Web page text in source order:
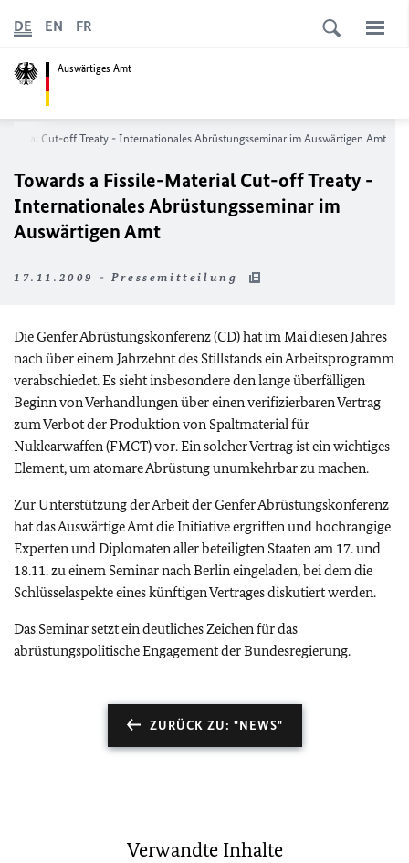
Auswärtiges Amt
DE EN FR
Cut-off Treaty - Internationales Abrüstungsseminar im Auswärtigen Amt
Towards a Fissile-Material Cut-off Treaty -
Internationales Abrüstungsseminar im
Auswärtigen Amt
17.11.2009 - Pressemitteilung
Die Genfer Abrüstungskonferenz (CD) hat im Mai diesen Jahres
nach über einem Jahrzehnt des Stillstands ein Arbeitsprogramm
verabschiedet. Es sieht insbesondere den lange überfälligen
Beginn von Verhandlungen über einen verifizierbaren Vertrag
zum Verbot der Produktion von Spaltmaterial für
Nuklearwaffen (FMCT) vor. Ein solcher Vertrag ist ein wichtiges
Element, um atomare Abrüstung unumkehrbar zu machen.
Zur Unterstützung der Arbeit der Genfer Abrüstungskonferenz
hat das Auswärtige Amt die Initiative ergriffen und hochrangige
Experten und Diplomaten aller beteiligten Staaten am 17. und
18.11. zu einem Seminar nach Berlin eingeladen, bei dem die
Schlüsselaspekte eines künftigen Vertrages diskutiert werden.
Das Seminar setzt ein deutliches Zeichen für das
abrüstungspolitische Engagement der Bundesregierung.
ZURÜCK ZU: "NEWS"
Verwandte Inhalte